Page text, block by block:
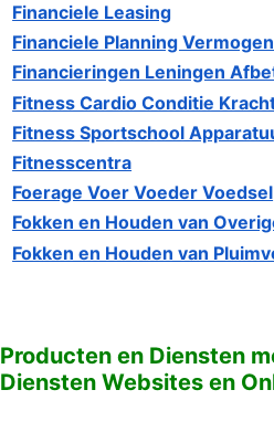
Financiele Leasing
Financiele Planning
Financieringen Leningen
Fitness Cardio Conditie
Fitness Sportschool
Fitnesscentra
Foerage Voer Voeder Voedsel
Fokken en Houden van
Fokken en Houden van
Producten en Diensten
Diensten Websites en